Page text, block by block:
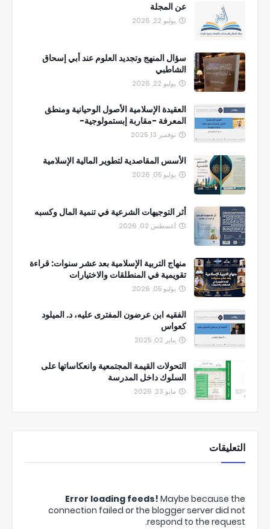
عن المجلة
يوليو 22, 2026
سؤال المنهج وتجديد العلوم عند أبي إسحاق
الشاطبي
يوليو 22, 2026
العقيدة الإسلامية الأصول الوحيانية ومنطق
المعرفة -مقاربة إبستمولوجية-
نوفمبر 13, 2025
الأسس المقاصدية لتطوير المالية الإسلامية
يوليو 05, 2026
أثر التوجيهات الشرعية في تنمية المال وكسبه
أغسطس 02, 2026
منهاج التربية الإسلامية بعد عشر سنوات: قراءة
تقويمية في المنطلقات والاختيارات
يوليو 05, 2026
الفقيه ابن عرضون المفترى عليه، د. الميلود
كعواس
يناير 02, 2025
التحولات القيمة المجتمعية وانعكاساتها على
السلوك داخل المدرسة
مايو 23, 2026
التعليقات
Error loading feeds! Maybe because the
connection failed or the blogger server did not
respond to the request.